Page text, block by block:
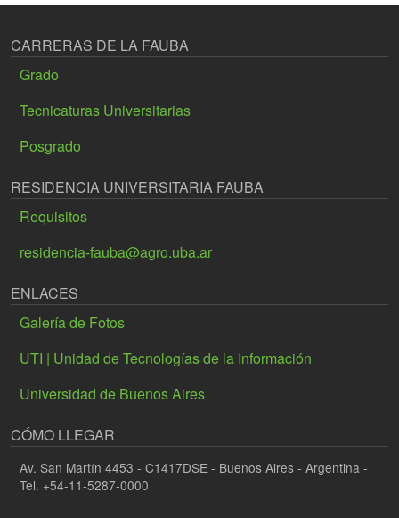
CARRERAS DE LA FAUBA
Grado
Tecnicaturas Universitarias
Posgrado
RESIDENCIA UNIVERSITARIA FAUBA
Requisitos
residencia-fauba@agro.uba.ar
ENLACES
Galería de Fotos
UTI | Unidad de Tecnologías de la Información
Universidad de Buenos Aires
CÓMO LLEGAR
Av. San Martín 4453 - C1417DSE - Buenos Aires - Argentina -
Tel. +54-11-5287-0000